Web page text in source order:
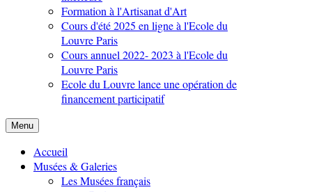
Formation à l'Artisanat d'Art
Cours d'été 2025 en ligne à l'Ecole du
Louvre Paris
Cours annuel 2022- 2023 à l'Ecole du
Louvre Paris
Ecole du Louvre lance une opération de
financement participatif
Menu
Accueil
Musées & Galeries
Les Musées français